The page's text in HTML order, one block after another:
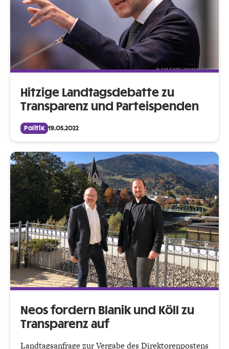
Hitzige Landtagsdebatte zu
Transparenz und Parteispenden
Politik 19.05.2022
Neos fordern Blanik und Köll zu
Transparenz auf
Landtagsanfrage zur Vergabe des Direktorenpostens